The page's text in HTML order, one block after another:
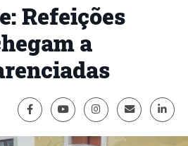
Refeições
a